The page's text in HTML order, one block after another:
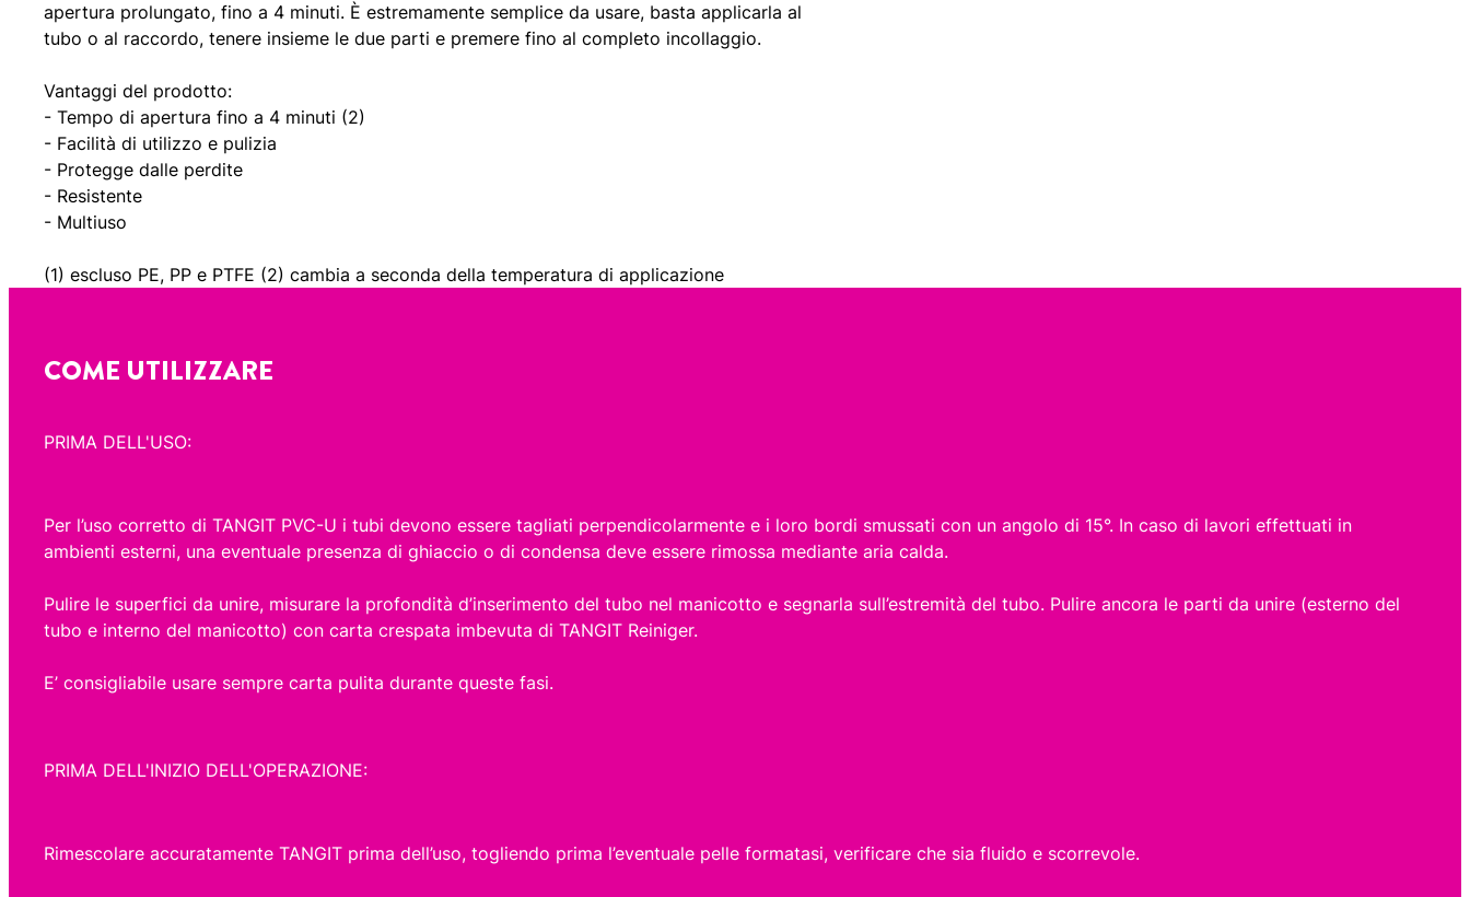
apertura prolungato, fino a 4 minuti. È estremamente semplice da usare, basta applicarla al
tubo o al raccordo, tenere insieme le due parti e premere fino al completo incollaggio.
Vantaggi del prodotto:
- Tempo di apertura fino a 4 minuti (2)
- Facilità di utilizzo e pulizia
- Protegge dalle perdite
- Resistente
- Multiuso
(1) escluso PE, PP e PTFE (2) cambia a seconda della temperatura di applicazione
COME UTILIZZARE
PRIMA DELL'USO:
Per l’uso corretto di TANGIT PVC-U i tubi devono essere tagliati perpendicolarmente e i loro bordi smussati con un angolo di 15°. In caso di lavori effettuati in
ambienti esterni, una eventuale presenza di ghiaccio o di condensa deve essere rimossa mediante aria calda.
Pulire le superfici da unire, misurare la profondità d’inserimento del tubo nel manicotto e segnarla sull’estremità del tubo. Pulire ancora le parti da unire (esterno del
tubo e interno del manicotto) con carta crespata imbevuta di TANGIT Reiniger.
E’ consigliabile usare sempre carta pulita durante queste fasi.
PRIMA DELL'INIZIO DELL'OPERAZIONE:
Rimescolare accuratamente TANGIT prima dell’uso, togliendo prima l’eventuale pelle formatasi, verificare che sia fluido e scorrevole.